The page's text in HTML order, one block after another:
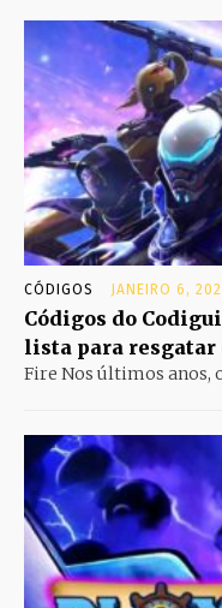
CÓDIGOS JANEIRO 6,
Códigos do
lista para resgatar
Fire Nos últimos anos,